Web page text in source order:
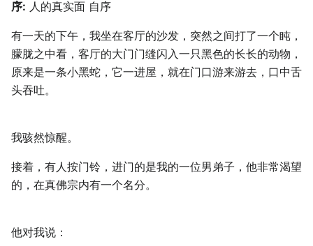
序: 人的真实面 自序
有一天的下午，我坐在客厅的沙发，突然之间打了一个盹，
朦胧之中看，客厅的大门门缝闪入一只黑色的长长的动物，
原来是一条小黑蛇，它一进屋，就在门口游来游去，口中舌
头吞吐。
我骇然惊醒。
接着，有人按门铃，进门的是我的一位男弟子，他非常渴望
的，在真佛宗内有一个名分。
他对我说：